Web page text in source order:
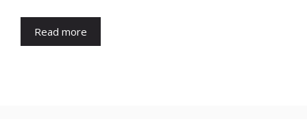
Read more